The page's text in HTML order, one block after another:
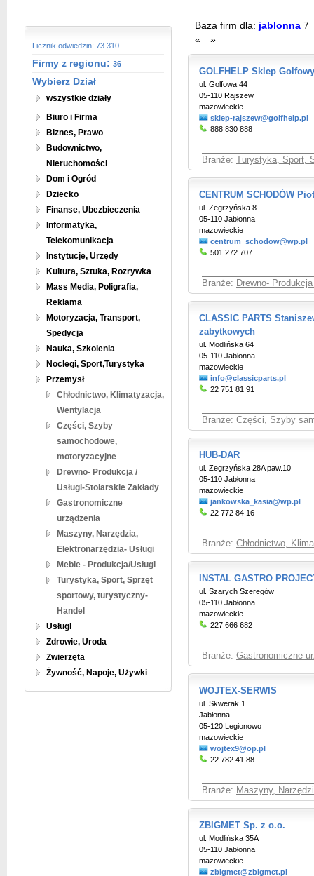
Licznik odwiedzin: 73 310
Firmy z regionu: 36
Wybierz Dział
wszystkie działy
Biuro i Firma
Biznes, Prawo
Budownictwo,
Nieruchomości
Dom i Ogród
Dziecko
Finanse, Ubezbieczenia
Informatyka,
Telekomunikacja
Instytucje, Urzędy
Kultura, Sztuka, Rozrywka
Mass Media, Poligrafia,
Reklama
Motoryzacja, Transport,
Spedycja
Nauka, Szkolenia
Noclegi, Sport,Turystyka
Przemysł
Chłodnictwo, Klimatyzacja,
Wentylacja
Części, Szyby
samochodowe,
motoryzacyjne
Drewno- Produkcja /
Usługi-Stolarskie Zakłady
Gastronomiczne
urządzenia
Maszyny, Narzędzia,
Elektronarzędzia- Usługi
Meble - Produkcja/Usługi
Turystyka, Sport, Sprzęt
sportowy, turystyczny-
Handel
Usługi
Zdrowie, Uroda
Zwierzęta
Żywność, Napoje, Używki
Baza firm dla: jablonna 7
«
»
GOLFHELP Sklep Golfowy
ul. Golfowa 44
05-110 Rajszew
mazowieckie
sklep-rajszew@golfhelp.pl
888 830 888
Branże: Turystyka, Sport,
CENTRUM SCHODÓW
ul. Zegrzyńska 8
05-110 Jabłonna
mazowieckie
centrum_schodow@wp.pl
501 272 707
Branże: Drewno-
CLASSIC PARTS
zabytkowych
ul. Modlińska 64
05-110 Jabłonna
mazowieckie
info@classicparts.pl
22 751 81 91
Branże: Części, Szyby
HUB-DAR
ul. Zegrzyńska 28A paw.10
05-110 Jabłonna
mazowieckie
jankowska_kasia@wp.pl
22 772 84 16
Branże: Chłodnictwo,
INSTAL GASTRO
ul. Szarych Szeregów
05-110 Jabłonna
mazowieckie
227 666 682
Branże: Gastronomiczne
WOJTEX-SERWIS
ul. Skwerak 1
Jabłonna
05-120 Legionowo
mazowieckie
wojtex9@op.pl
22 782 41 88
Branże: Maszyny,
ZBIGMET Sp. z o.o.
ul. Modlińska 35A
05-110 Jabłonna
mazowieckie
zbigmet@zbigmet.pl